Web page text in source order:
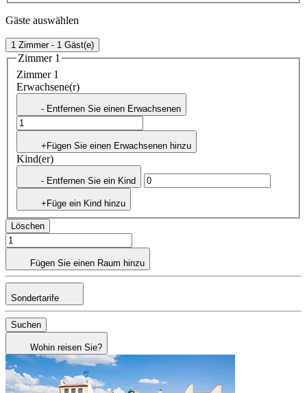
Gäste auswählen
1 Zimmer - 1 Gäst(e)
Zimmer 1
Zimmer 1
Erwachsene(r)
- Entfernen Sie einen Erwachsenen
+Fügen Sie einen Erwachsenen hinzu
Kind(er)
- Entfernen Sie ein Kind
+Füge ein Kind hinzu
Löschen
Fügen Sie einen Raum hinzu
Sondertarife
Suchen
Wohin reisen Sie?